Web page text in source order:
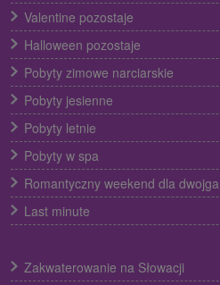
Valentine pozostaje
Halloween pozostaje
Pobyty zimowe narciarskie
Pobyty jesienne
Pobyty letnie
Pobyty w spa
Romantyczny weekend dla dwojga
Last minute
Zakwaterowanie na Słowacji